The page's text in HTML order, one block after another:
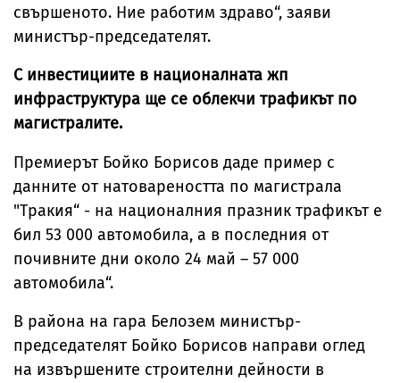
свършеното. Ние работим здраво“, заяви
министър-председателят.
С инвестициите в националната жп
инфраструктура ще се облекчи трафикът по
магистралите.
Премиерът Бойко Борисов даде пример с
данните от натовареността по магистрала
"Тракия“ - на националния празник трафикът е
бил 53 000 автомобила, а в последния от
почивните дни около 24 май – 57 000
автомобила“.
В района на гара Белозем министър-
председателят Бойко Борисов направи оглед
на извършените строителни дейности в